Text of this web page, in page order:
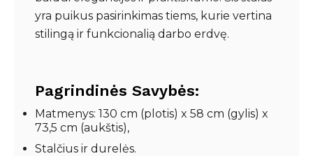
yra puikus pasirinkimas tiems, kurie vertina
stilingą ir funkcionalią darbo erdvę.
Pagrindinės Savybės:
Matmenys: 130 cm (plotis) x 58 cm (gylis) x
73,5 cm (aukštis),
Stalčius ir durelės.